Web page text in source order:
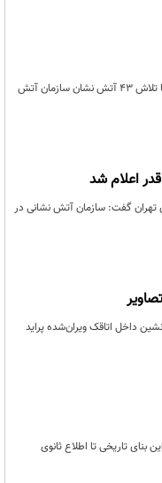
آتش سوزی یک ساختمان ویلایی با کاربری مهدکودک با تلاش 43 آتش نشان سازمان آتش
اعلام شد
گفت: سازمان آتش نشانی در
داخل اتاقک ویران‌شده پراید
بنای تاریخی تا اطلاع ثانوی